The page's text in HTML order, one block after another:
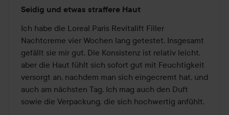
4
von
5
Seidig und etwas straffere Haut
Ich habe die Loreal Paris Revitalift Filler
Nachtcreme vier Wochen lang getestet. Insgesamt
gefällt sie mir gut. Die Konsistenz ist relativ leicht,
aber die Haut fühlt sich sofort gut mit Feuchtigkeit
versorgt an, nachdem man sich eingecremt hat, und
auch am nächsten Tag. Ich mag auch den Duft
sowie die Verpackung, die sich hochwertig anfühlt.